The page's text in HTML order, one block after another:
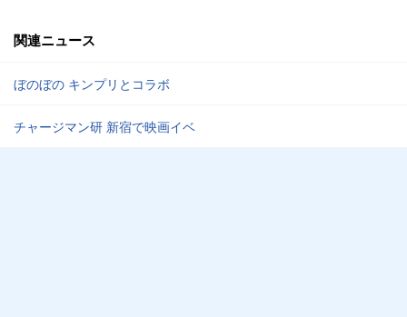
関連ニュース
ぼのぼの キンプリとコラボ
チャージマン研 新宿で映画イベ